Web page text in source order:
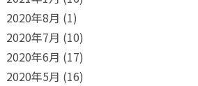
2020年8月 (1)
2020年7月 (10)
2020年6月 (17)
2020年5月 (16)